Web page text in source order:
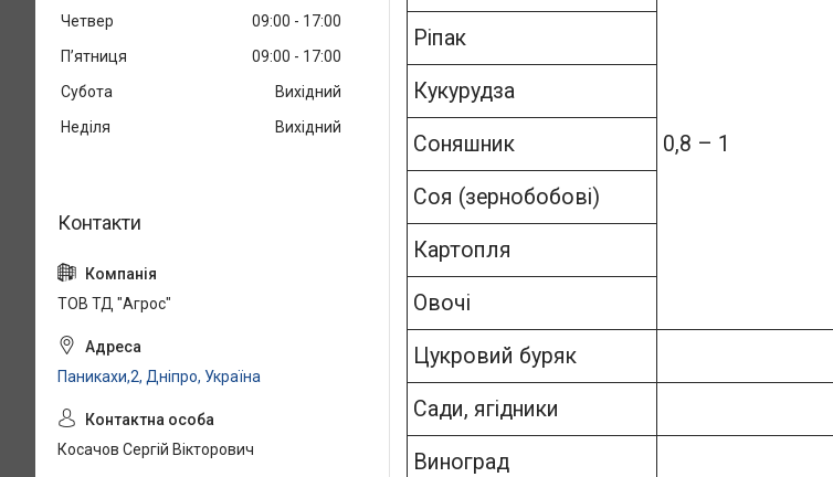
0,8 – 1
Ріпак
Кукурудза
Соняшник
Соя (зернобобові)
Картопля
Овочі
Цукровий буряк
Сади, ягідники
Виноград
Четвер
09:00
17:00
Пʼятниця
09:00
17:00
Субота
Вихідний
Неділя
Вихідний
ТОВ ТД "Агрос"
Паникахи,2, Дніпро, Україна
Косачов Сергій Вікторович